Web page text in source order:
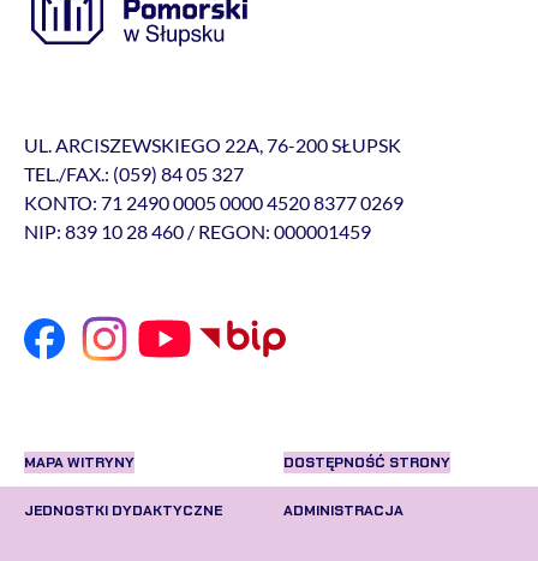
UL. ARCISZEWSKIEGO 22A, 76-200 SŁUPSK
TEL./FAX.: (059) 84 05 327
KONTO: 71 2490 0005 0000 4520 8377 0269
NIP: 839 10 28 460 / REGON: 000001459
MAPA WITRYNY DOSTĘPNOŚĆ STRONY
JEDNOSTKI DYDAKTYCZNE ADMINISTRACJA